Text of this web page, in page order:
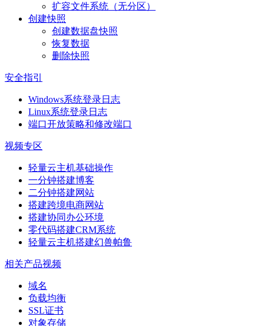
扩容文件系统（无分区）
创建快照
创建数据盘快照
恢复数据
删除快照
安全指引
Windows系统登录日志
Linux系统登录日志
端口开放策略和修改端口
视频专区
轻量云主机基础操作
一分钟搭建博客
二分钟搭建网站
搭建跨境电商网站
搭建协同办公环境
零代码搭建CRM系统
轻量云主机搭建幻兽帕鲁
相关产品视频
域名
负载均衡
SSL证书
对象存储